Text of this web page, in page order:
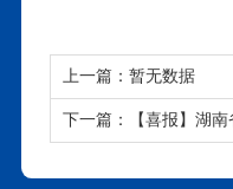
上一篇：暂无数据
下一篇：【喜报】湖南